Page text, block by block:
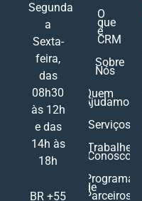
Segunda
a
Sexta-
feira,
das
08h30
às 12h
e das
14h às
18h
BR +55
O
que
é
CRM
Sobre
Nós
Quem
Ajudamos
Serviços
Trabalhe
Conosco
Programa
de
Parceiros